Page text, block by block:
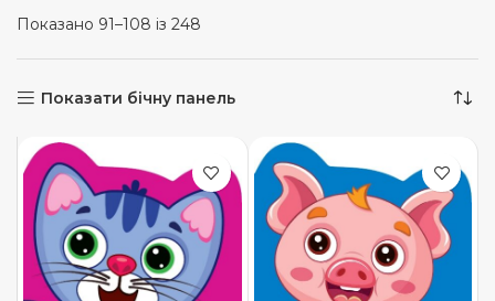
Показано 91–108 із 248
Показати бічну панель